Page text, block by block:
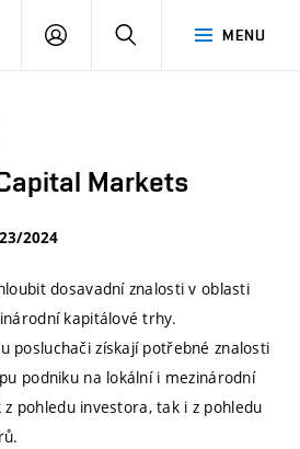
MENU
PŘIHLÁSIT
Markets
2024
dosavadní znalosti v oblasti
kapitálové trhy.
posluchači získají potřebné znalosti
podniku na lokální i mezinárodní
pohledu investora, tak i z pohledu